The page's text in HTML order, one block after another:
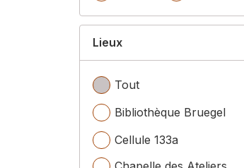
Lieux
Tout
Bibliothèque Bruegel
Cellule 133a